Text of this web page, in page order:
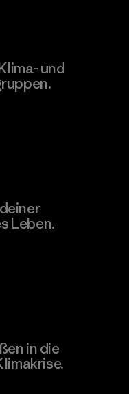
und
Leben.
in die